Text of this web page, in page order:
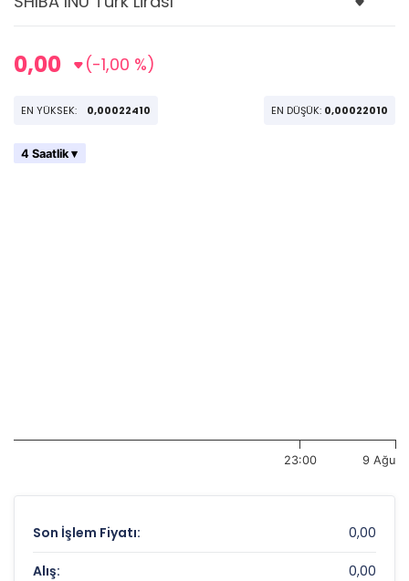
0,00 (-1,00 %)
EN YÜKSEK: 0,00022410 EN DÜŞÜK: 0,00022010
4 Saatlik ▾
23:00 9 Ağu
Son İşlem Fiyatı: 0,00
Alış: 0,00